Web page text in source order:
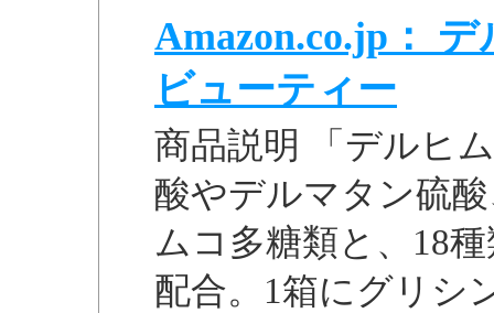
Amazon.co.jp：
ビューティー
商品説明 「デルヒ
酸やデルマタン硫
ムコ多糖類と、18
配合。1箱にグリシ